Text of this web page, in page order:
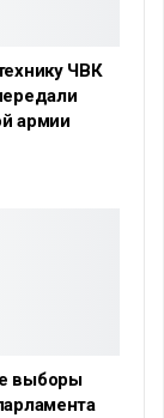
ЧВК
армии
выборы